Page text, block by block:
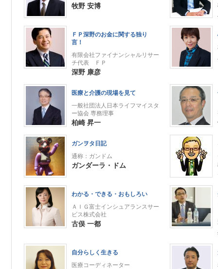
牧野 安博
ＦＰ深野のお金に関する独り
言！
有限会社ファイナンシャルリサー
チ代表 ＦＰ
深野 康彦
医療と介護の現場を見て
一般社団法人日本ライフマイスタ
ー協会 専務理事
柏崎 昇一
ガンヲタ日記
通称：ガンドム
ガンダーラ・ドム
わかる・できる・おもしろい
ＡＩＧ富士インシュアランスサー
ビス株式会社
古俣 一都
自分らしく生きる
医療コーディネーター